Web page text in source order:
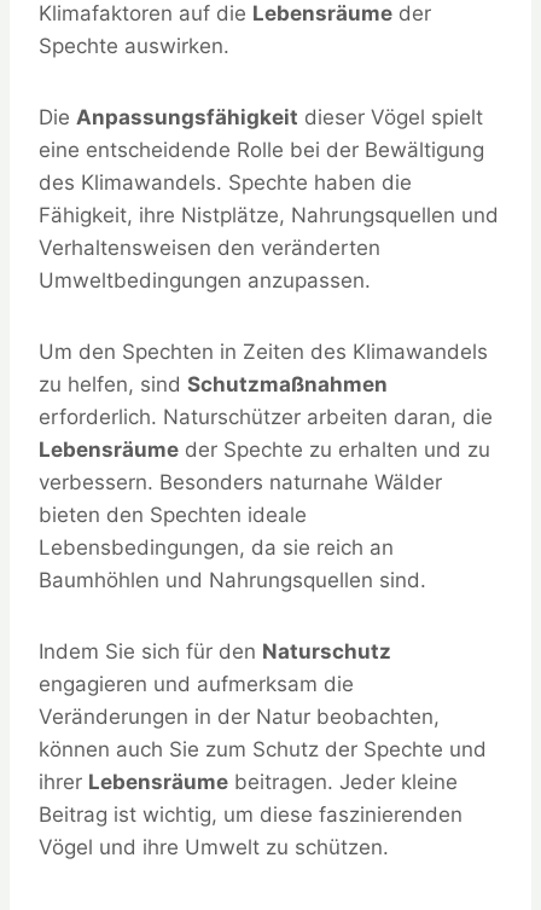
Klimafaktoren auf die Lebensräume der
Spechte auswirken.
Die Anpassungsfähigkeit dieser Vögel spielt
eine entscheidende Rolle bei der Bewältigung
des Klimawandels. Spechte haben die
Fähigkeit, ihre Nistplätze, Nahrungsquellen und
Verhaltensweisen den veränderten
Umweltbedingungen anzupassen.
Um den Spechten in Zeiten des Klimawandels
zu helfen, sind Schutzmaßnahmen
erforderlich. Naturschützer arbeiten daran, die
Lebensräume der Spechte zu erhalten und zu
verbessern. Besonders naturnahe Wälder
bieten den Spechten ideale
Lebensbedingungen, da sie reich an
Baumhöhlen und Nahrungsquellen sind.
Indem Sie sich für den Naturschutz
engagieren und aufmerksam die
Veränderungen in der Natur beobachten,
können auch Sie zum Schutz der Spechte und
ihrer Lebensräume beitragen. Jeder kleine
Beitrag ist wichtig, um diese faszinierenden
Vögel und ihre Umwelt zu schützen.